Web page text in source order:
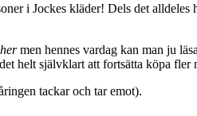
i Jockes kläder! Dels det
men hennes vardag kan man ju
helt självklart att fortsätta köpa fler
tackar och tar emot).